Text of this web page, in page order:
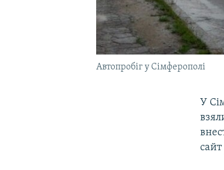
Автопробіг у Сімферополі
У
сайт